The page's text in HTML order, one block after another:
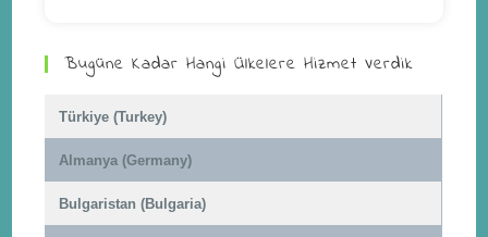
Bugüne Kadar Hangi Ülkelere Hizmet Verdik
Türkiye (Turkey)
Almanya (Germany)
Bulgaristan (Bulgaria)